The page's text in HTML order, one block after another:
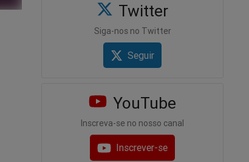
Twitter
Siga-nos no Twitter
Seguir
YouTube
Inscreva-se no nosso canal
Inscrever-se